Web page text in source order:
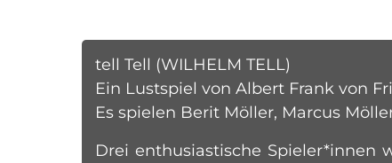
tell Tell (WILHELM TELL)
Ein Lustspiel von Albert Frank von
Es spielen Berit Möller, Marcus
Drei enthusiastische Spieler*innen